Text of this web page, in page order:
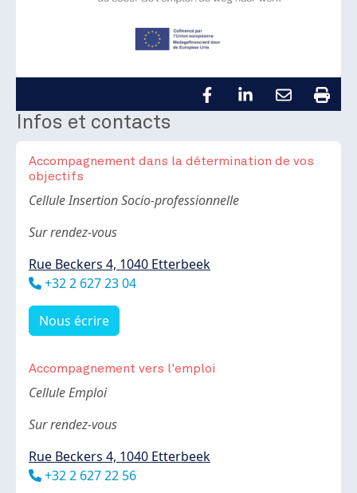
Infos et contacts
Accompagnement dans la détermination de vos
objectifs
Body
Cellule Insertion Socio-professionnelle
Sur rendez-vous
Rue Beckers 4, 1040 Etterbeek
Téléphone
+32 2 627 23 04
Nous écrire
Accompagnement vers l'emploi
Body
Cellule Emploi
Sur rendez-vous
Rue Beckers 4, 1040 Etterbeek
Téléphone
+32 2 627 22 56